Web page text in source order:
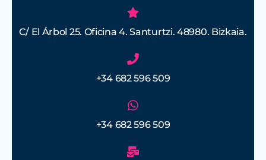
C/ El Árbol 25. Oficina 4. Santurtzi. 48980. Bizkaia.
+34 682 596 509
+34 682 596 509